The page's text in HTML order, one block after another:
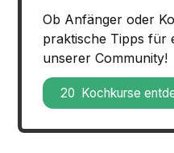
Ob Anfänger oder
praktische Tipps für
unserer Community!
20 Kochkurse